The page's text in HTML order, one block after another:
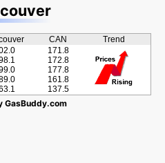
CAN
Trend
171.8
172.8
177.8
161.8
137.5
GasBuddy.com